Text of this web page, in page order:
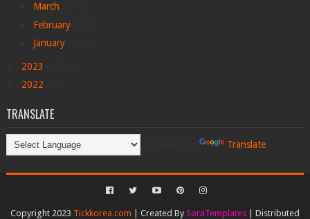
March
February
January
2023
2022
TRANSLATE
Translate
Copyright 2023 Tickkorea.com | Created By SoraTemplates| Distributed